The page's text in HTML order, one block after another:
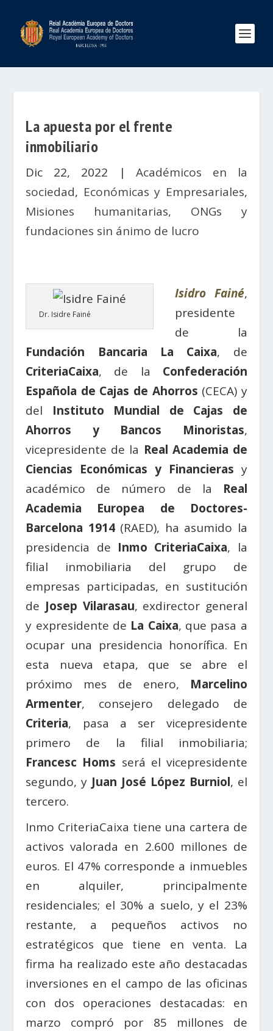
La apuesta por el frente
inmobiliario
Dic 22, 2022 |Académicos en la
sociedad, Económicas y Empresariales,
Misiones humanitarias, ONGs y
fundaciones sin ánimo de lucro
Dr. Isidre Fainé
Isidro Fainé,
presidente
de la
Fundación Bancaria La Caixa, de
CriteriaCaixa, de la Confederación
Española de Cajas de Ahorros (CECA) y
del Instituto Mundial de Cajas de
Ahorros y Bancos Minoristas,
vicepresidente de la Real Academia de
Ciencias Económicas y Financieras y
académico de número de la Real
Academia Europea de Doctores-
Barcelona 1914(RAED), ha asumido la
presidencia de Inmo CriteriaCaixa, la
filial inmobiliaria del grupo de
empresas participadas, en sustitución
de Josep Vilarasau, exdirector general
y expresidente de La Caixa, que pasa a
ocupar una presidencia honorífica. En
esta nueva etapa, que se abre el
próximo mes de enero, Marcelino
Armenter, consejero delegado de
Criteria, pasa a ser vicepresidente
primero de la filial inmobiliaria;
Francesc Homs será el vicepresidente
segundo, y Juan José López Burniol, el
tercero.
Inmo CriteriaCaixa tiene una cartera de
activos valorada en 2.600 millones de
euros. El 47% corresponde a inmuebles
en alquiler, principalmente
residenciales; el 30% a suelo, y el 23%
restante, a pequeños activos no
estratégicos que tiene en venta. La
firma ha realizado este año destacadas
inversiones en el campo de las oficinas
con dos operaciones destacadas: en
marzo compró por 85 millones de